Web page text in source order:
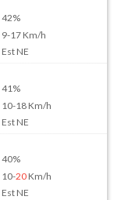
42%
9-17Km/h
Est NE
41%
10-18Km/h
Est NE
40%
10-20Km/h
Est NE